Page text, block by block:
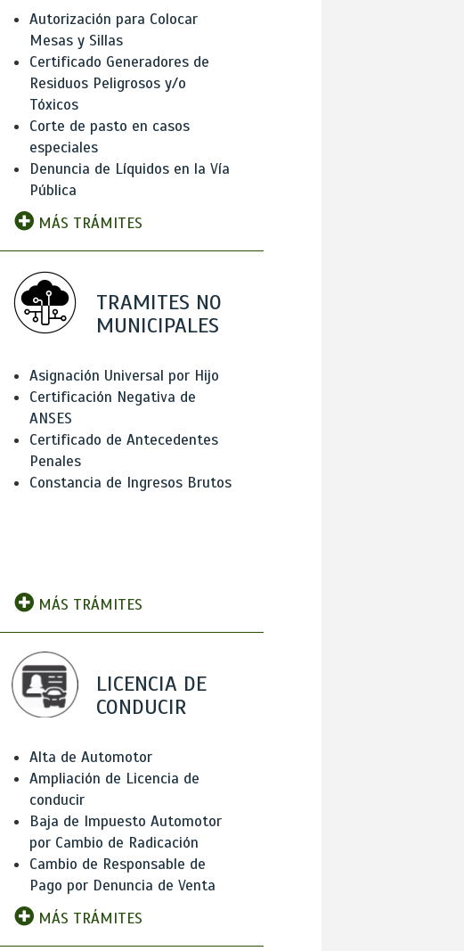
Autorización para Colocar
Mesas y Sillas
Certificado Generadores de
Residuos Peligrosos y/o
Tóxicos
Corte de pasto en casos
especiales
Denuncia de Líquidos en la Vía
Pública
MÁS TRÁMITES
TRAMITES NO
MUNICIPALES
Asignación Universal por Hijo
Certificación Negativa de
ANSES
Certificado de Antecedentes
Penales
Constancia de Ingresos Brutos
MÁS TRÁMITES
LICENCIA DE
CONDUCIR
Alta de Automotor
Ampliación de Licencia de
conducir
Baja de Impuesto Automotor
por Cambio de Radicación
Cambio de Responsable de
Pago por Denuncia de Venta
MÁS TRÁMITES